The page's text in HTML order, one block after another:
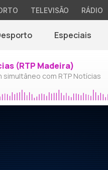
TELEVISÃO RÁDIO
Especiais
(RTP Madeira)
simultâneo com RTP Notícias